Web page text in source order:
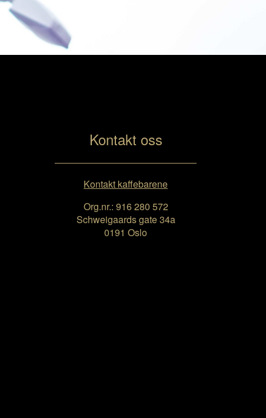
Kontakt oss
Kontakt kaffebarene
Org.nr.: 916 280 572
Schweigaards gate 34a
0191 Oslo